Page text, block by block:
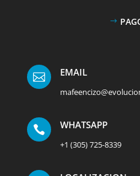
 EMAIL
 WHATSAPP
+1 (305) 725-8339